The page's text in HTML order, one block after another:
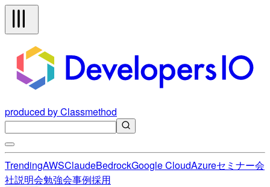
produced by Classmethod
TrendingAWSClaudeBedrockGoogle CloudAzureセミナー会
社説明会勉強会事例採用